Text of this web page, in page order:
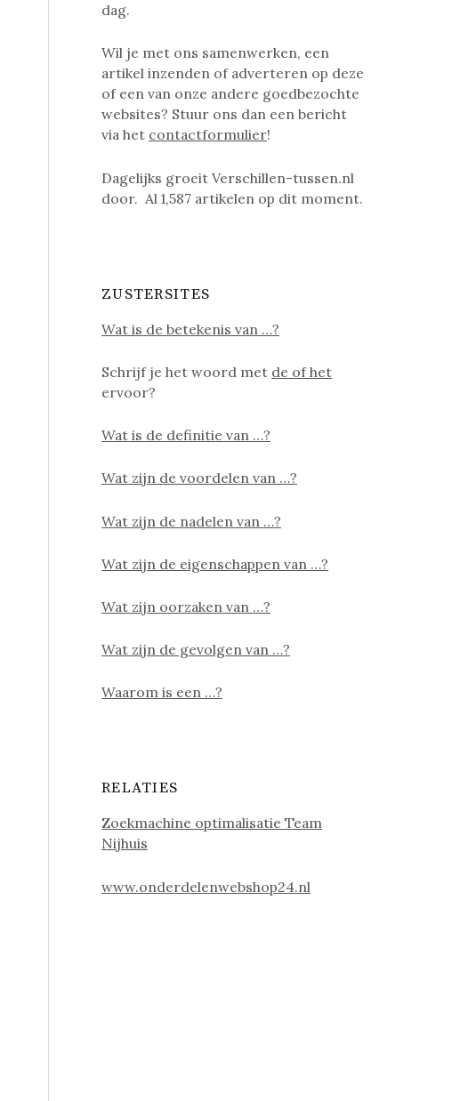
dag.
Wil je met ons samenwerken, een
artikel inzenden of adverteren op deze
of een van onze andere goedbezochte
websites? Stuur ons dan een bericht
via het contactformulier!
Dagelijks groeit Verschillen-tussen.nl
door. Al1,587 artikelen op dit moment.
ZUSTERSITES
Wat is de betekenis van …?
Schrijf je het woord met de of het
ervoor?
Wat is de definitie van …?
Wat zijn de voordelen van …?
Wat zijn de nadelen van …?
Wat zijn de eigenschappen van …?
Wat zijn oorzaken van …?
Wat zijn de gevolgen van …?
Waarom is een …?
RELATIES
Zoekmachine optimalisatie Team
Nijhuis
www.onderdelenwebshop24.nl